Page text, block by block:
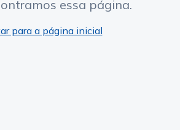
essa página.
para a página inicial